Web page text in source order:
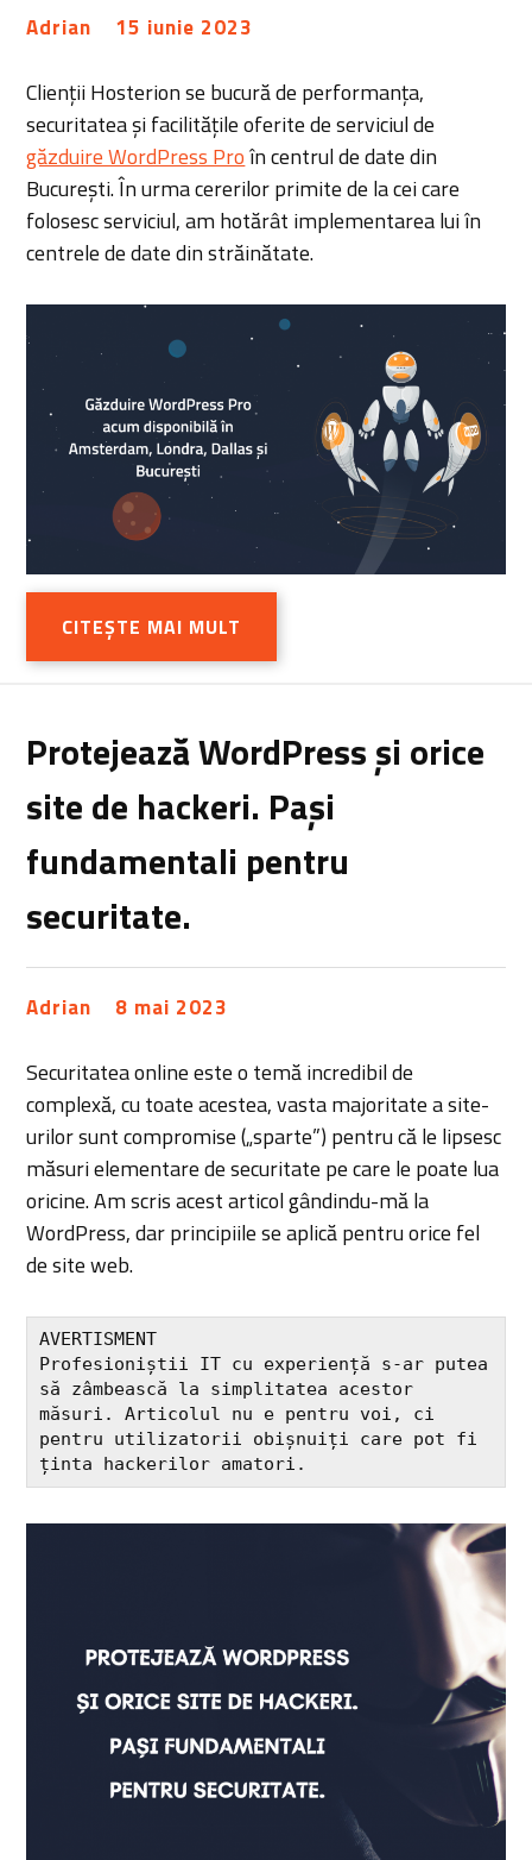
Adrian 15 iunie 2023
Clienții Hosterion se bucură de performanța,
securitatea și facilitățile oferite de serviciul de
găzduire WordPress Proîn centrul de date din
București. În urma cererilor primite de la cei care
folosesc serviciul, am hotărât implementarea lui în
centrele de date din străinătate.
CITEȘTE MAI MULT
Protejează WordPress și orice
site de hackeri. Pași
fundamentali pentru
securitate.
Adrian 8 mai 2023
Securitatea online este o temă incredibil de
complexă, cu toate acestea, vasta majoritate a site-
urilor sunt compromise („sparte”) pentru că le lipsesc
măsuri elementare de securitate pe care le poate lua
oricine. Am scris acest articol gândindu-mă la
WordPress, dar principiile se aplică pentru orice fel
de site web.
AVERTISMENT
Profesioniștii IT cu experiență s-ar putea
să zâmbească la simplitatea acestor
măsuri. Articolul nu e pentru voi, ci
pentru utilizatorii obișnuiți care pot fi
ținta hackerilor amatori.